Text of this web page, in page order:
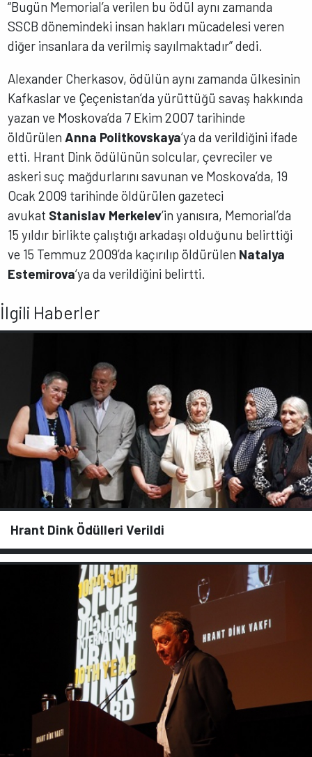
“Bugün Memorial’a verilen bu ödül aynı zamanda
SSCB dönemindeki insan hakları mücadelesi veren
diğer insanlara da verilmiş sayılmaktadır” dedi.
Alexander Cherkasov, ödülün aynı zamanda ülkesinin
Kafkaslar ve Çeçenistan’da yürüttüğü savaş hakkında
yazan ve Moskova’da 7 Ekim 2007 tarihinde
öldürülen Anna Politkovskaya‘ya da verildiğini ifade
etti. Hrant Dink ödülünün solcular, çevreciler ve
askeri suç mağdurlarını savunan ve Moskova’da, 19
Ocak 2009 tarihinde öldürülen gazeteci
avukat Stanislav Merkelev‘in yanısıra, Memorial’da
15 yıldır birlikte çalıştığı arkadaşı olduğunu belirttiği
ve 15 Temmuz 2009’da kaçırılıp öldürülen Natalya
Estemirova‘ya da verildiğini belirtti.
İlgili Haberler
Hrant Dink Ödülleri Verildi